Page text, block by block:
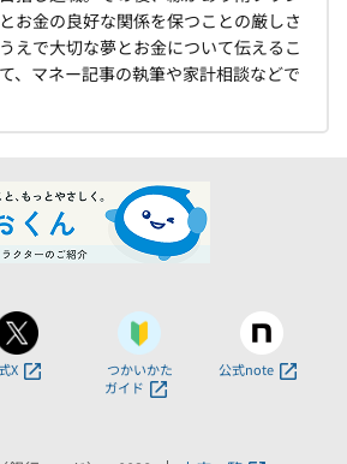
お金の良好な関係を保つことの厳しさ
えで大切な夢とお金について伝えるこ
、マネー記事の執筆や家計相談などで
X
つかいかた
ガイド
公式note